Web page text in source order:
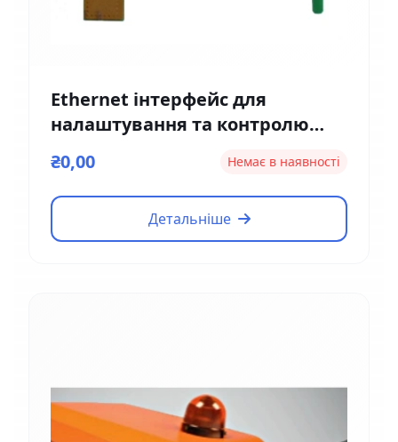
Ethernet інтерфейс для
налаштування та контролю
₴0,00 Немає в наявності
Детальніше